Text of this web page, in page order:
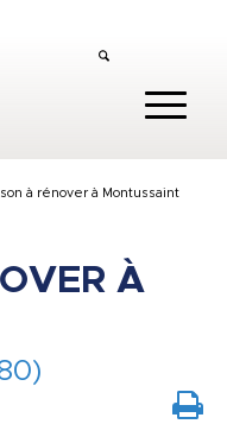
à rénover à Montussaint
À